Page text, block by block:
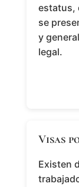
estatus,
se
y
legal.
Visas
Existen